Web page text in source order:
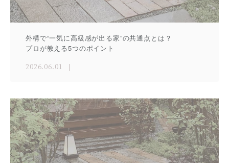
外構で“一気に高級感が出る家”の共通点とは？
プロが教える5つのポイント
2026.06.01